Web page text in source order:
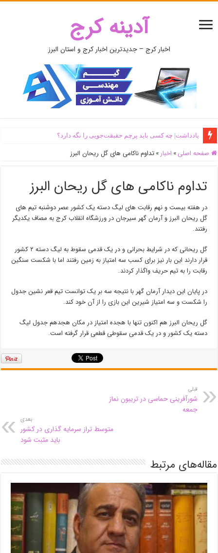
آدینه کرج
اخبار کرج – جدیدترین اخبار کرج و استان البرز
یادداشت| ‌چه کسی باید پرچم حقیقت‌جویی را نگه دارد؟
صفحه اصلی » اخبار » تداوم ناکامی های گل ریحان البرز
تداوم ناکامی های گل ریحان البرز
در هفته بیست و نهم رقابت های لیگ دسته یک کشور عصر دوشنبه تیم های
گل ریحان البرز و آرمان گهر سیرجان در ورزشگاه انقلاب کرج به مصاف یکدیگر
رفتند.
گل ریحانی که در شرایط بحرانی و در یک قدمی سقوط به لیگ دسته ۲ کشور
قرار دارند این بار نیز برای کسب سه امتیاز به زمین رفتند اما با شکست سنگین
رقابت را به تیم حریف واگذار کردند.
در پایان این دیدار آرمان گهر با نتیجه سه بر یک توانست تیم قعر نشین جدول
را شکست و سه امتیاز شیرین این بازی را از آن خود کند.
گل ریحان البرز هم اکنون تنها با هجده امتیاز در مکان هجدهم جدول لیگ
دسته یک کشور و در یک قدمی سقوطی قطعی قرار گرفته است.
قبلی
شورآفرینی حماسی در تریبون نماز
جمعه
بعدی
متوسط تراز سرمایه گذاری در کشور
باید مثبت شود
مقاله‌های مرتبط